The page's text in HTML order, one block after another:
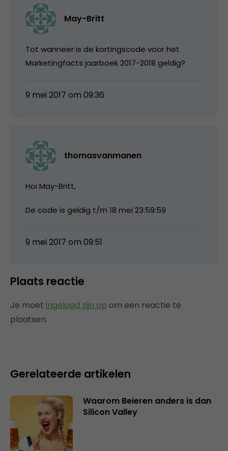
May-Britt
Tot wanneer is de kortingscode voor het
Marketingfacts jaarboek 2017-2018 geldig?
9 mei 2017 om 09:36
thomasvanmanen
Hoi May-Britt,
De code is geldig t/m 18 mei 23:59:59
9 mei 2017 om 09:51
Plaats reactie
Je moet ingelogd zijn op om een reactie te
plaatsen.
Gerelateerde artikelen
Waarom Beieren anders is dan
Silicon Valley